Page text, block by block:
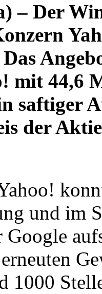
– Der
mit 44,6
saftiger
der
und im
1000